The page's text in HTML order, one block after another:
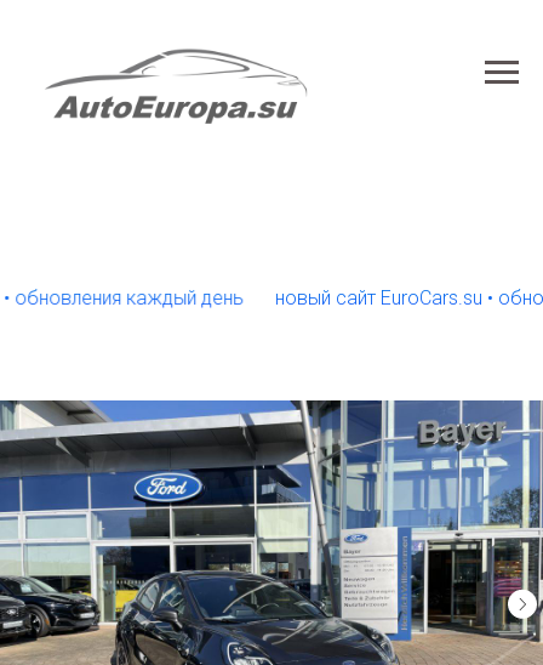
каждый день новый сайт EuroCars.su •